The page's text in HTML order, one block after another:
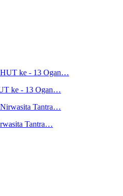
ke - 13 Ogan…
Tantra…